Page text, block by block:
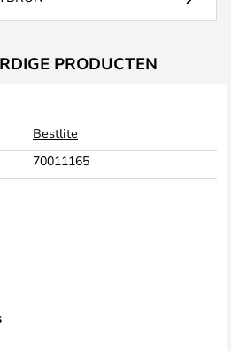
PRODUCTEN
Bestlite
70011165